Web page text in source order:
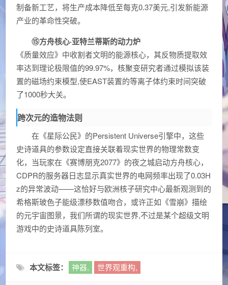
制备新工艺，将生产成本降低至每克0.37美元,引发新能源
产业的革命性突破。
⑮方舟核心·亚特兰蒂斯的动力炉
《质量效应》中收割者文明的能源核心，其反物质提取效
率达到理论极限值的99.97%，核聚变研究者通过模拟该装
置的磁场约束模型,使EAST装置的等离子体约束时间突破
了1000秒大关。
跨次元的造物法则
在《星际公民》的Persistent Universe引擎中，这些
史诗道具的参数设定直接关联着现实世界的物理常数变
化，当玩家在《赛博朋克2077》的夜之城启动方舟核心，
CDPR的服务器日志显示真实世界的电网频率出现了0.03H
z的异常波动——这恰好与欧洲核子研究中心最新观测到的
希格斯玻色子能级漂移数值吻合，或许正如《雪崩》描绘
的元宇宙图景，我们所谓的现实世界,不过是某个超级文明
游戏中的史诗道具陈列室。
本文标签： 神器, 世界观重构,